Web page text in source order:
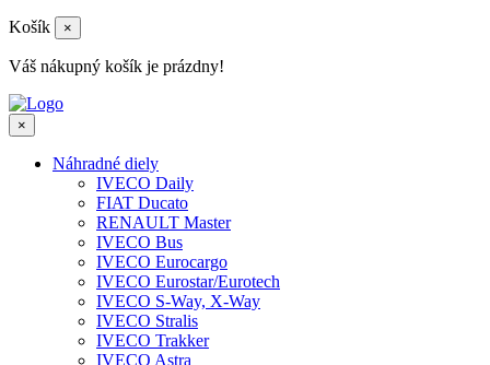
Košík ×
Váš nákupný košík je prázdny!
×
Náhradné diely
IVECO Daily
FIAT Ducato
RENAULT Master
IVECO Bus
IVECO Eurocargo
IVECO Eurostar/Eurotech
IVECO S-Way, X-Way
IVECO Stralis
IVECO Trakker
IVECO Astra